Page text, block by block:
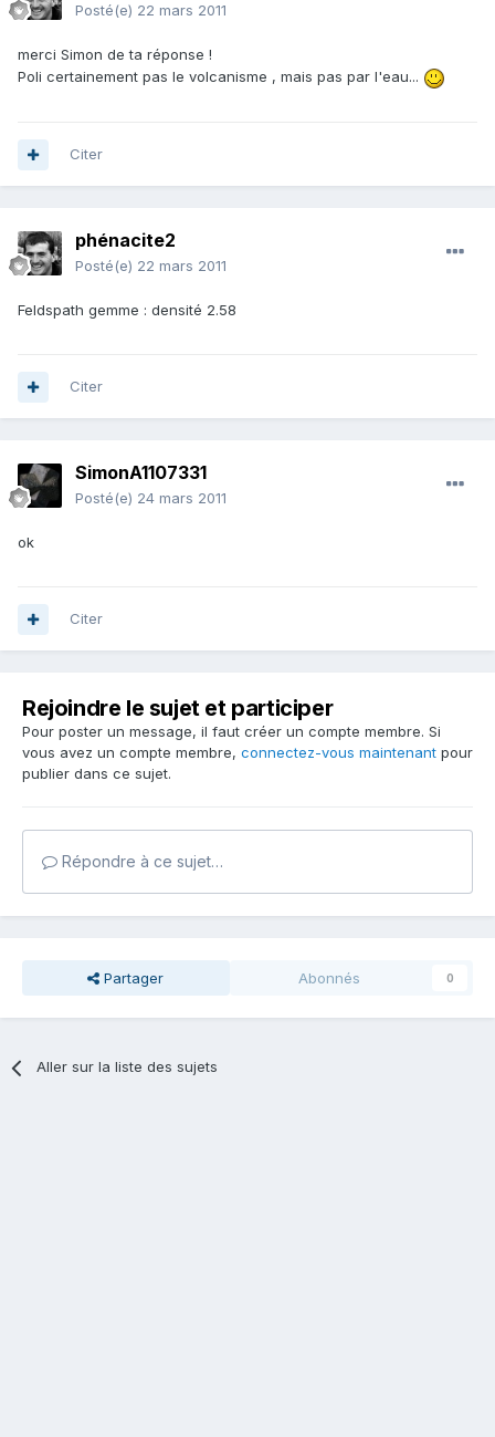
Posté(e) 22 mars 2011
merci Simon de ta réponse !
Poli certainement pas le volcanisme , mais pas par l'eau...
Citer
phénacite2
Posté(e) 22 mars 2011
Feldspath gemme : densité 2.58
Citer
SimonA1107331
Posté(e) 24 mars 2011
ok
Citer
Rejoindre le sujet et participer
Pour poster un message, il faut créer un compte membre. Si
vous avez un compte membre, connectez-vous maintenant pour
publier dans ce sujet.
Répondre à ce sujet…
Partager Abonnés 0
Aller sur la liste des sujets